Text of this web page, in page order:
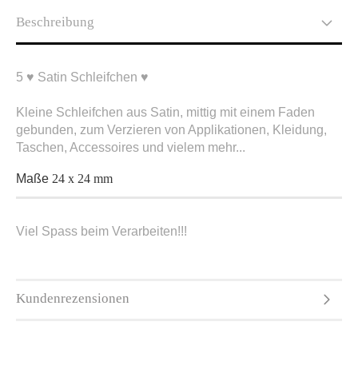
Beschreibung
5 ♥ Satin Schleifchen ♥
Kleine Schleifchen aus Satin, mittig mit einem Faden
gebunden, zum Verzieren von Applikationen, Kleidung,
Taschen, Accessoires und vielem mehr...
Maße 24 x 24 mm
Viel Spass beim Verarbeiten!!!
Kundenrezensionen